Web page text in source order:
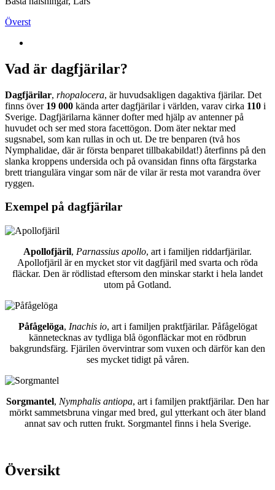
Överst
Vad är dagfjärilar?
Dagfjärilar, rhopalocera, är huvudsakligen dagaktiva fjärilar. Det
finns över 19 000 kända arter dagfjärilar i världen, varav cirka 110 i
Sverige. Dagfjärilarna känner dofter med hjälp av antenner på
huvudet och ser med stora facettögon. Dom äter nektar med
sugsnabel, som kan rullas in och ut. De tre benparen (två hos
Nymphalidae, där är första benparet tillbakabildat!) återfinns på den
slanka kroppens undersida och på ovansidan finns ofta färgstarka
brett triangulära vingar som när de vilar är resta mot varandra över
ryggen.
Exempel på dagfjärilar
Apollofjäril, Parnassius apollo, art i familjen riddarfjärilar.
Apollofjäril är en mycket stor vit dagfjäril med svarta och röda
fläckar. Den är rödlistad eftersom den minskar starkt i hela landet
utom på Gotland.
Påfågelöga, Inachis io, art i familjen praktfjärilar. Påfågelögat
kännetecknas av tydliga blå ögonfläckar mot en rödbrun
bakgrundsfärg. Fjärilen övervintrar som vuxen och därför kan den
ses mycket tidigt på våren.
Sorgmantel, Nymphalis antiopa, art i familjen praktfjärilar. Den har
mörkt sammetsbruna vingar med bred, gul ytterkant och äter bland
annat sav och rutten frukt. Sorgmantel finns i hela Sverige.
Översikt